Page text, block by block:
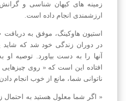
زمینه های کیهان شناسی و
ارزشمندی انجام داده است.
استیون هاوکینگ، موفق به دریافت
در دوران زندگی خود شد که شاید
آنها را به دست بیاورد. توصیه او
افتاده این است که « روی چیزهایی
ناتوانی شما، مانع از خوب انجام
« اگر شما معلول هستید به احتمال